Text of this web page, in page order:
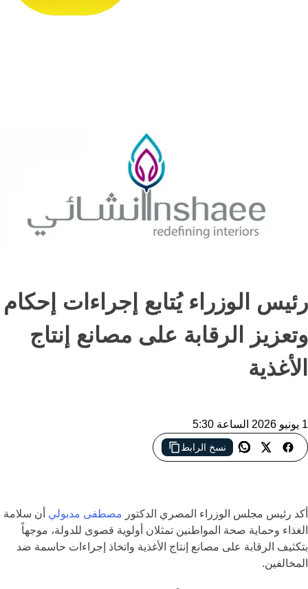
رئيس الوزراء يُتابع إجراءات إحكام
وتعزيز الرقابة على مصانع إنتاج
الأغذية
1 يونيو 2026 الساعة 5:30
نسخ الرابط
مصر تشدد الرقابة على مصانع الأغذية.. حملات تفتيش موسعة
أكد رئيس مجلس الوزراء المصري الدكتور مصطفى مدبولي أن سلامة
الغذاء وحماية صحة المواطنين تمثلان أولوية قصوى للدولة، موجهاً
بتكثيف الرقابة على مصانع إنتاج الأغذية واتخاذ إجراءات حاسمة ضد
المخالفين.